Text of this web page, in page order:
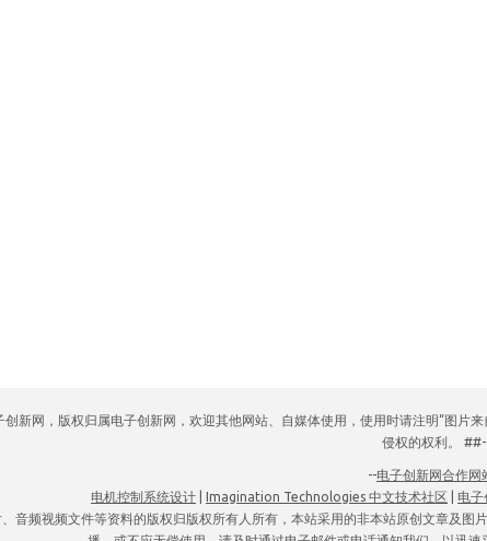
新网，版权归属电子创新网，欢迎其他网站、自媒体使用，使用时请注明“图片
侵权的权利。
--电子创新网合作网
电机控制系统设计
Imagination Technologies 中文技术社区 电子
音频视频文件等资料的版权归版权所有人所有，本站采用的非本站原创文章及